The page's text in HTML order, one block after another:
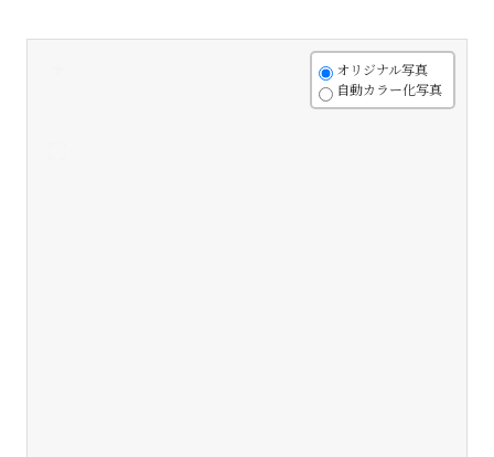
オリジナル写真
自動カラー化写真